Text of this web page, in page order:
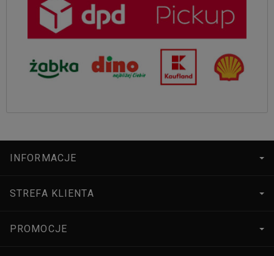
INFORMACJE
STREFA KLIENTA
PROMOCJE